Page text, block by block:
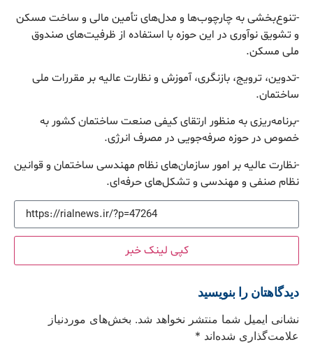
-تنوع‌بخشی به چارچوب‌ها و مدل‌های تأمین مالی و ساخت مسکن
و تشویق نوآوری در این حوزه با استفاده از ظرفیت‌های صندوق
ملی مسکن.
-تدوین، ترویج، بازنگری، آموزش و نظارت عالیه بر مقررات ملی
ساختمان.
-برنامه‌ریزی به منظور ارتقای کیفی صنعت ساختمان کشور به
خصوص در حوزه صرفه‌جویی در مصرف انرژی.
-نظارت عالیه بر امور سازمان‌های نظام مهندسی ساختمان و قوانین
نظام صنفی و مهندسی و تشکل‌های حرفه‌ای.
کپی لینک خبر
دیدگاهتان را بنویسید
نشانی ایمیل شما منتشر نخواهد شد. بخش‌های موردنیاز
علامت‌گذاری شده‌اند *